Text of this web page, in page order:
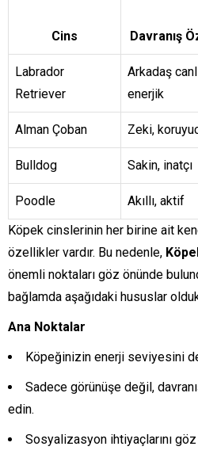
Cins Davranış
Labrador
Retriever
Arkadaş
enerjik
Alman Çoban Zeki,
Bulldog Sakin, inatçı
Poodle Akıllı, aktif
Köpek cinslerinin her birine ait
özellikler vardır. Bu nedenle,
önemli noktaları göz önünde
bağlamda aşağıdaki hususlar
Ana Noktalar
Köpeğinizin enerji seviyesini
Sadece görünüşe değil,
edin.
Sosyalizasyon ihtiyaçlarını